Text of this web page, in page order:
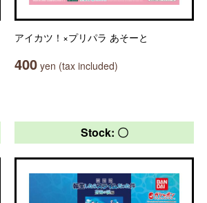
アイカツ！×プリパラ あそーと
400 yen (tax included)
Stock: 〇